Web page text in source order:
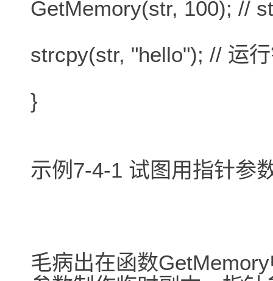
GetMemory(str, 100); //
strcpy(str, "hello"); // 运
}
示例7-4-1 试图用指针参
毛病出在函数